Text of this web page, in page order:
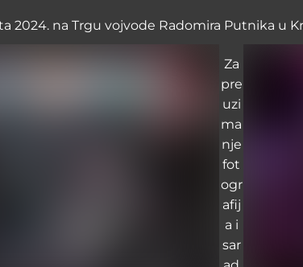
2024. na Trgu vojvode Radomira Putnika u
Za
pre
uzi
ma
nje
fot
ogr
afij
a i
sar